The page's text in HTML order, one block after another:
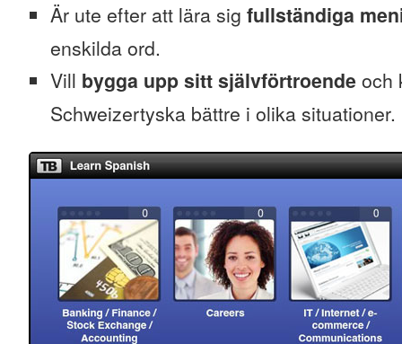
Är ute efter att lära sig fullständiga
enskilda ord.
Vill bygga upp sitt självförtroende och
Schweizertyska bättre i olika situationer.